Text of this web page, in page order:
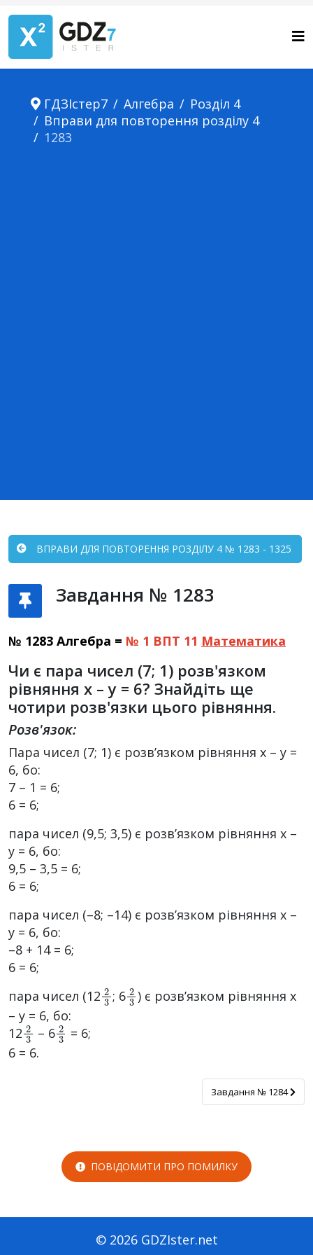
ГДЗІстер7 Алгебра
Розділ 4
Вправи для повторення розділу 4
1283
ВПРАВИ ДЛЯ ПОВТОРЕННЯ РОЗДІЛУ 4 № 1283 - 1325
Завдання № 1283
№ 1283 Алгебра = № 1 ВПТ 11 Математика
Чи є пара чисел (7; 1) розв'язком
рівняння x – y = 6? Знайдіть ще
чотири розв'язки цього рівняння.
Розв'язок:
Пара чисел (7; 1) є розв’язком рівняння х – у =
6, бо:
7 – 1 = 6;
6 = 6;
пара чисел (9,5; 3,5) є розв’язком рівняння х –
у = 6, бо:
9,5 – 3,5 = 6;
6 = 6;
пара чисел (–8; –14) є розв’язком рівняння х –
у = 6, бо:
–8 + 14 = 6;
6 = 6;
пара чисел (12 2 ; 6 23 ) є розв’язком рівняння x
– у = 6, бо:
1223 – 623= 6;
6 = 6.
Завдання № 1284
Завдання № 1284
ПОВІДОМИТИ ПРО ПОМИЛКУ
© 2026 GDZIster.net